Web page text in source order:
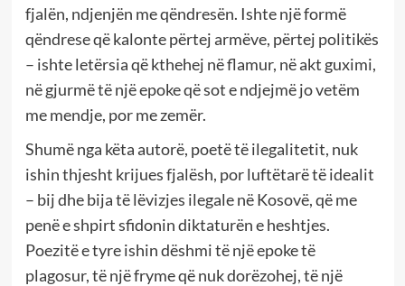
fjalën, ndjenjën me qëndresën. Ishte një formë
qëndrese që kalonte përtej armëve, përtej politikës
– ishte letërsia që kthehej në flamur, në akt guximi,
në gjurmë të një epoke që sot e ndjejmë jo vetëm
me mendje, por me zemër.
Shumë nga këta autorë, poetë të ilegalitetit, nuk
ishin thjesht krijues fjalësh, por luftëtarë të idealit
– bij dhe bija të lëvizjes ilegale në Kosovë, që me
penë e shpirt sfidonin diktaturën e heshtjes.
Poezitë e tyre ishin dëshmi të një epoke të
plagosur, të një fryme që nuk dorëzohej, të një